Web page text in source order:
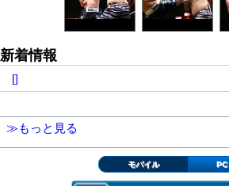
新着情報
[]
≫もっと見る
モバイル PC